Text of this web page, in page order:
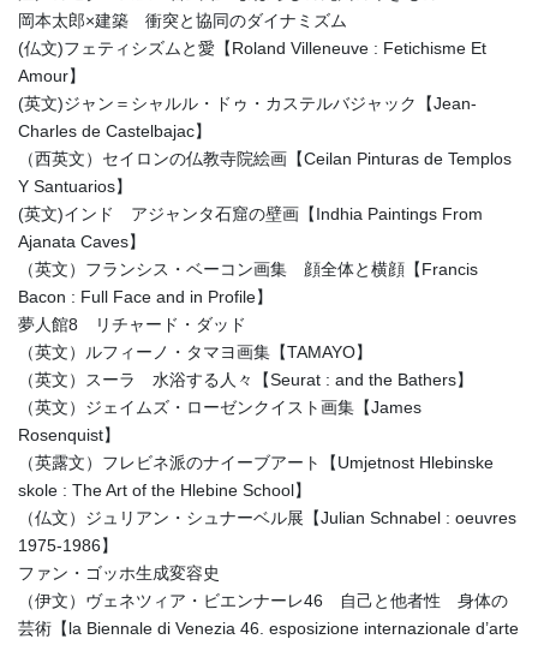
岡本太郎×建築 衝突と協同のダイナミズム
(仏文)フェティシズムと愛【Roland Villeneuve : Fetichisme Et
Amour】
(英文)ジャン＝シャルル・ドゥ・カステルバジャック【Jean-
Charles de Castelbajac】
（西英文）セイロンの仏教寺院絵画【Ceilan Pinturas de Templos
Y Santuarios】
(英文)インド アジャンタ石窟の壁画【Indhia Paintings From
Ajanata Caves】
（英文）フランシス・ベーコン画集 顔全体と横顔【Francis
Bacon : Full Face and in Profile】
夢人館8 リチャード・ダッド
（英文）ルフィーノ・タマヨ画集【TAMAYO】
（英文）スーラ 水浴する人々【Seurat : and the Bathers】
（英文）ジェイムズ・ローゼンクイスト画集【James
Rosenquist】
（英露文）フレビネ派のナイーブアート【Umjetnost Hlebinske
skole : The Art of the Hlebine School】
（仏文）ジュリアン・シュナーベル展【Julian Schnabel : oeuvres
1975-1986】
ファン・ゴッホ生成変容史
（伊文）ヴェネツィア・ビエンナーレ46 自己と他者性 身体の
芸術【la Biennale di Venezia 46. esposizione internazionale d’arte